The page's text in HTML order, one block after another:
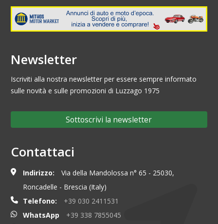
Newsletter
Iscriviti alla nostra newsletter per essere sempre informato
sulle novità e sulle promozioni di Luzzago 1975
Sottoscrivi la newsletter
Contattaci
Indirizzo:
Via della Mandolossa n° 65 - 25030,
Roncadelle - Brescia (Italy)
Telefono:
+39 030 2411531
WhatsApp
+39 338 7855045